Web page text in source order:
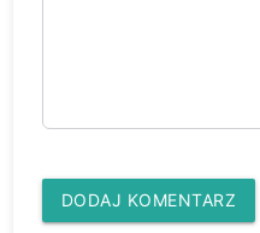
DODAJ KOMENTARZ